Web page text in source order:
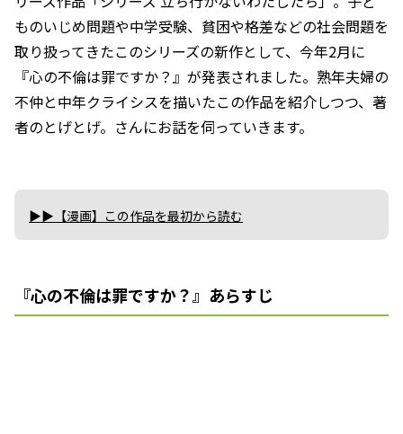
ものいじめ問題や中学受験、貧困や格差などの社会問題を
取り扱ってきたこのシリーズの新作として、今年2月に
『心の不倫は罪ですか？』が発表されました。熟年夫婦の
不仲と中年クライシスを描いたこの作品を紹介しつつ、著
者のとげとげ。さんにお話を伺っていきます。
▶▶【漫画】この作品を最初から読む
『心の不倫は罪ですか？』あらすじ